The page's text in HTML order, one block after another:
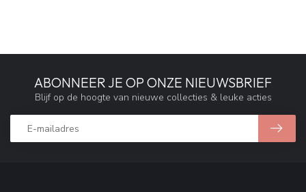
ABONNEER JE OP ONZE NIEUWSBRIEF
Blijf op de hoogte van nieuwe collecties & leuke acties